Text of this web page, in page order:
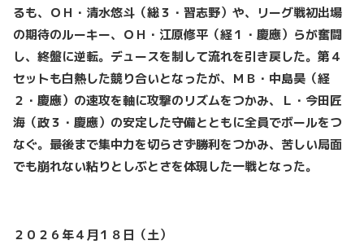
るも、ＯＨ・清水悠斗（総３・習志野）や、リーグ戦初出場
の期待のルーキー、ＯＨ・江原修平（経１・慶應）らが奮闘
し、終盤に逆転。デュースを制して流れを引き戻した。第４
セットも白熱した競り合いとなったが、ＭＢ・中島昊（経
２・慶應）の速攻を軸に攻撃のリズムをつかみ、Ｌ・今田匠
海（政３・慶應）の安定した守備とともに全員でボールをつ
なぐ。最後まで集中力を切らさず勝利をつかみ、苦しい局面
でも崩れない粘りとしぶとさを体現した一戦となった。
２０２６年４月１８日（土）